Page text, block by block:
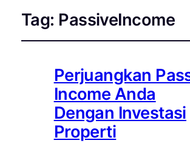
Tag: PassiveIncome
Perjuangkan
Income Anda
Dengan Investasi
Properti